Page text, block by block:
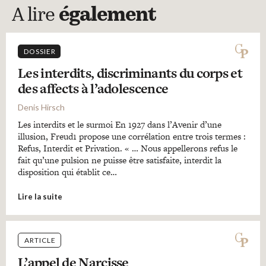
A lire également
DOSSIER
Les interdits, discriminants du corps et
des affects à l’adolescence
Denis Hirsch
Les interdits et le surmoi En 1927 dans l’Avenir d’une
illusion, Freud1 propose une corrélation entre trois termes :
Refus, Interdit et Privation. « … Nous appellerons refus le
fait qu’une pulsion ne puisse être satisfaite, interdit la
disposition qui établit ce…
Lire la suite
ARTICLE